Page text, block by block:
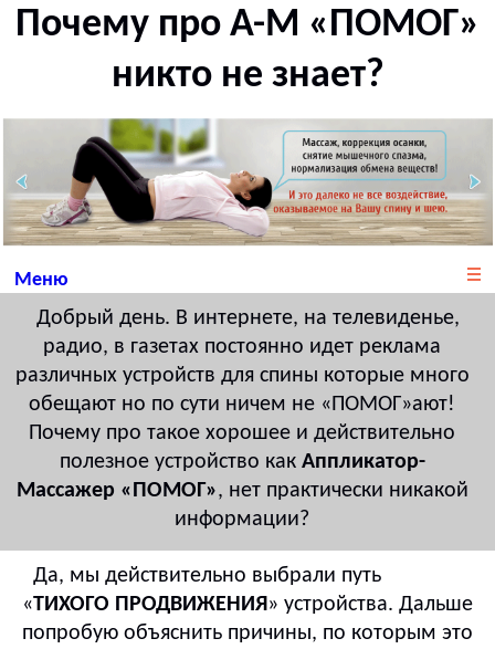
Почему про А-М «ПОМОГ»
никто не знает?
Меню
Добрый день. В интернете, на телевиденье,
радио, в газетах постоянно идет реклама
различных устройств для спины которые много
обещают но по сути ничем не «ПОМОГ»ают!
Почему про такое хорошее и действительно
полезное устройство как Аппликатор-
Массажер «ПОМОГ», нет практически никакой
информации?
Да, мы действительно выбрали путь
«ТИХОГО ПРОДВИЖЕНИЯ » устройства. Дальше
попробую объяснить причины, по которым это